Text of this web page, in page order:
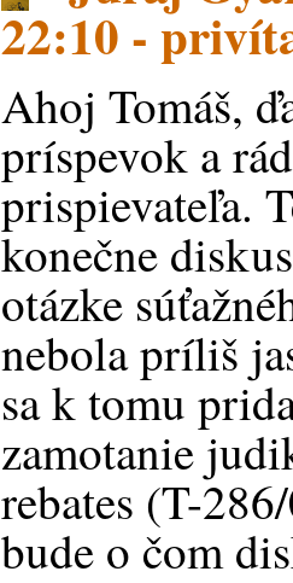
22:10 -
Ahoj Tomáš,
príspevok a
prispievateľa.
konečne
otázke
nebola príliš
sa k tomu
zamotanie
rebates (T-
bude o čom